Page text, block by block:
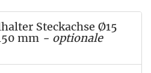
Steckachse Ø15
mm - optionale